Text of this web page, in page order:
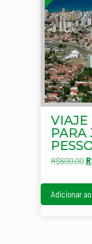
VIAJE
PARA
R$600,00 O
Adicionar